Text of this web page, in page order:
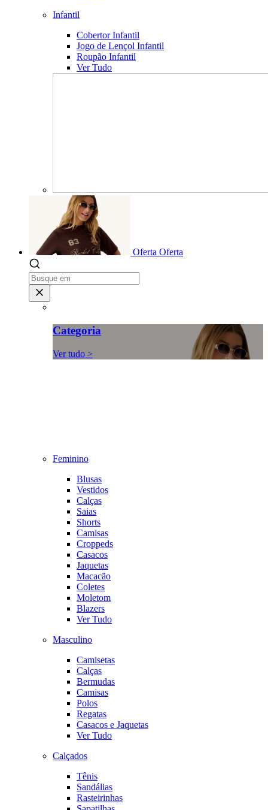
Infantil
Cobertor Infantil
Jogo de Lençol Infantil
Roupão Infantil
Ver Tudo
Oferta Oferta
Categoria
Ver tudo >
Feminino
Blusas
Vestidos
Calças
Saias
Shorts
Camisas
Croppeds
Casacos
Jaquetas
Macacão
Coletes
Moletom
Blazers
Ver Tudo
Masculino
Camisetas
Calças
Bermudas
Camisas
Polos
Regatas
Casacos e Jaquetas
Ver Tudo
Calçados
Tênis
Sandálias
Rasteirinhas